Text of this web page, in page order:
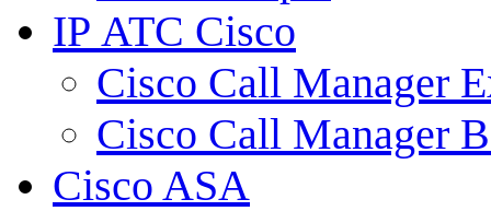
IP АТС Cisco
Cisco Call Manager
Cisco Call Manager
Cisco ASA